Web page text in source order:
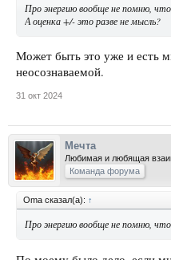
Про энергию вообще не помню,
А оценка +/- это разве не мысль?
Может быть это уже и есть
неосознаваемой.
31 окт 2024
Мечта
Любимая и любящая
Команда форума
Oma сказал(а): ↑
Про энергию вообще не помню,